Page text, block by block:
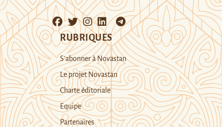
RUBRIQUES
S’abonner à Novastan
Le projet Novastan
Charte éditoriale
Equipe
Partenaires